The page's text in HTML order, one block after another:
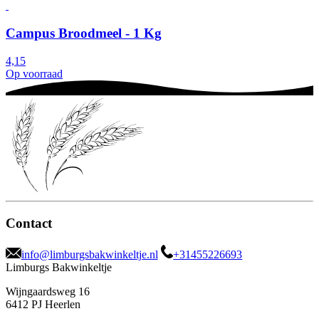
Campus Broodmeel - 1 Kg
4,15
Op voorraad
Contact
info@limburgsbakwinkeltje.nl
+31455226693
Limburgs Bakwinkeltje
Wijngaardsweg 16
6412 PJ Heerlen